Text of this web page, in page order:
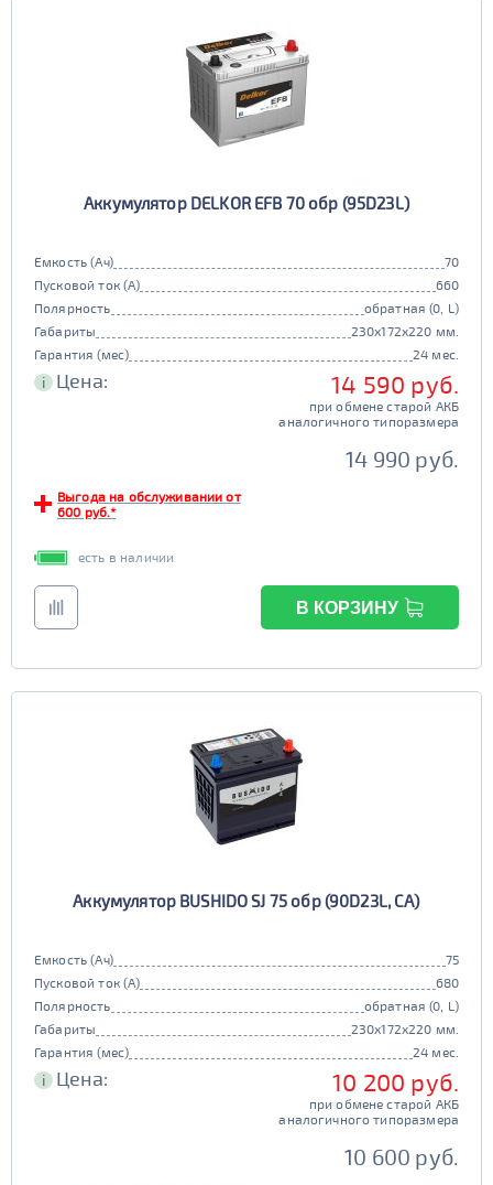
Аккумулятор DELKOR EFB 70 обр (95D23L)
Емкость (Ач)
70
Пусковой ток (А)
660
Полярность
обратная (0, L)
Габариты
230x172x220 мм.
Гарантия (мес)
24 мес.
i Цена: 14 590 руб.
при обмене старой АКБ
аналогичного типоразмера
14 990 руб.
Выгода на обслуживании от
600 руб.*
есть в наличии
В КОРЗИНУ
Аккумулятор BUSHIDO SJ 75 обр (90D23L, CA)
Емкость (Ач)
75
Пусковой ток (А)
680
Полярность
обратная (0, L)
Габариты
230x172x220 мм.
Гарантия (мес)
24 мес.
i Цена: 10 200 руб.
при обмене старой АКБ
аналогичного типоразмера
10 600 руб.